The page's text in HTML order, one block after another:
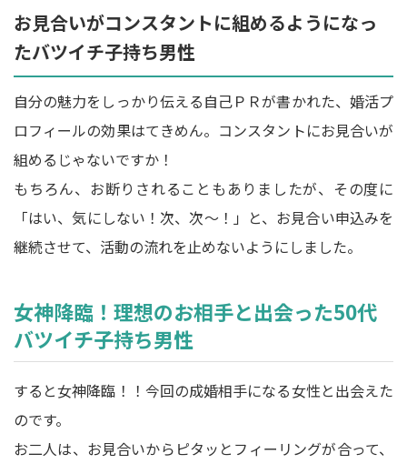
お見合いがコンスタントに組めるようになっ
たバツイチ子持ち男性
自分の魅力をしっかり伝える自己ＰＲが書かれた、婚活プ
ロフィールの効果はてきめん。コンスタントにお見合いが
組めるじゃないですか！
もちろん、お断りされることもありましたが、その度に
「はい、気にしない！次、次～！」と、お見合い申込みを
継続させて、活動の流れを止めないようにしました。
女神降臨！理想のお相手と出会った50代
バツイチ子持ち男性
すると女神降臨！！今回の成婚相手になる女性と出会えた
のです。
お二人は、お見合いからピタッとフィーリングが合って、